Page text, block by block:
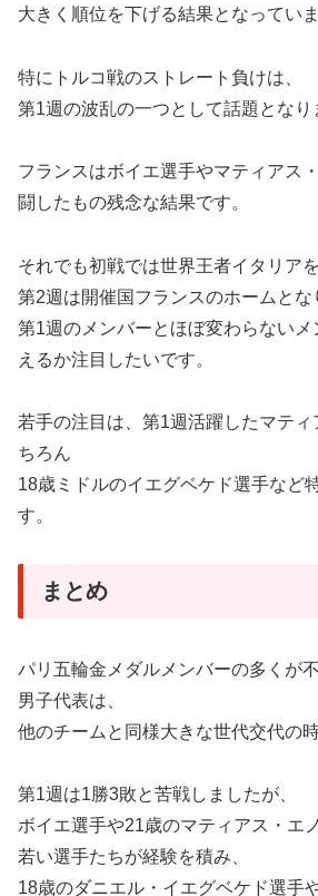
大きく順位を下げる結果となっていま
特にトルコ戦のストレート負けは、
第1週の波乱の一つとして話題となり
フランスはボイエ選手やマティアス
闘したもの残念な結果です。
それでも初戦では世界王者イタリア
第2週は開催国フランスのホームとな
第1週のメンバーとほぼ変わらない
えるか注目したいです。
若手の注目は、第1週活躍したマティ
ちろん
18歳ミドルのイエグベケド選手など
す。
まとめ
パリ五輪金メダルメンバーの多くが
男子代表は、
他のチームと同様大きな世代交代の
第1週は1勝3敗と苦戦しましたが、
ボイエ選手や21歳のマティアス・エ
若い選手たちが経験を積み、
18歳のダニエル・イエグベケド選手